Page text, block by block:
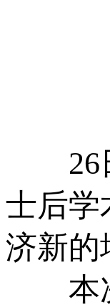
26日
士后学
济新的
本次